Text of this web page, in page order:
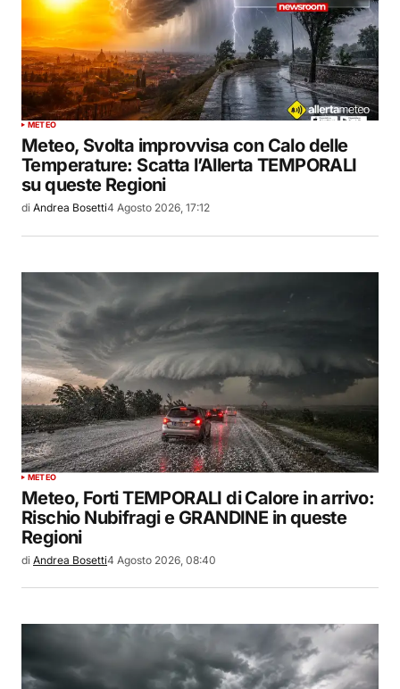
METEO
Meteo, Svolta improvvisa con Calo delle
Temperature: Scatta l’Allerta TEMPORALI
su queste Regioni
di Andrea Bosetti4 Agosto 2026, 17:12
METEO
Meteo, Forti TEMPORALI di Calore in arrivo:
Rischio Nubifragi e GRANDINE in queste
Regioni
di Andrea Bosetti4 Agosto 2026, 08:40